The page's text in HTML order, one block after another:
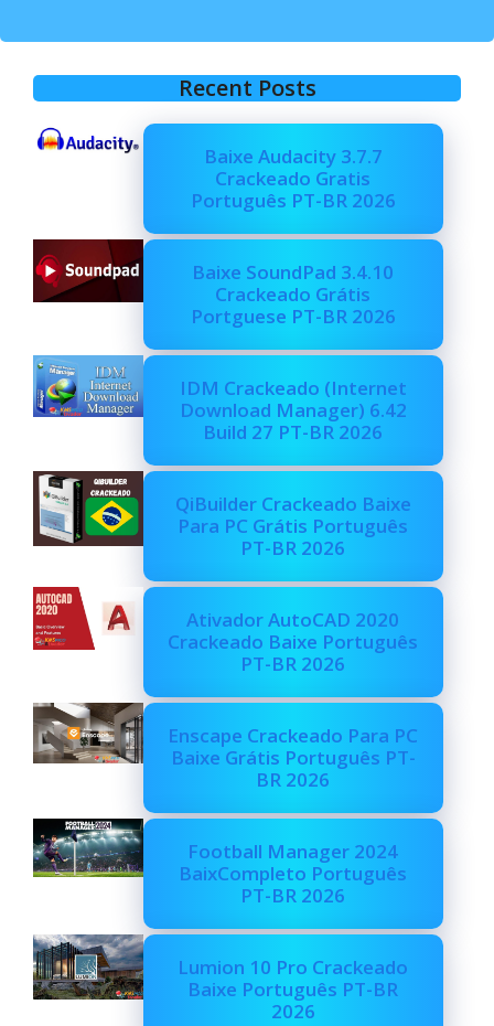
Recent Posts
Baixe Audacity 3.7.7
Crackeado Gratis
Português PT-BR 2026
Baixe SoundPad 3.4.10
Crackeado Grátis
Portguese PT-BR 2026
IDM Crackeado (Internet
Download Manager) 6.42
Build 27 PT-BR 2026
QiBuilder Crackeado Baixe
Para PC Grátis Português
PT-BR 2026
Ativador AutoCAD 2020
Crackeado Baixe Português
PT-BR 2026
Enscape Crackeado Para PC
Baixe Grátis Português PT-
BR 2026
Football Manager 2024
BaixCompleto Português
PT-BR 2026
Lumion 10 Pro Crackeado
Baixe Português PT-BR
2026